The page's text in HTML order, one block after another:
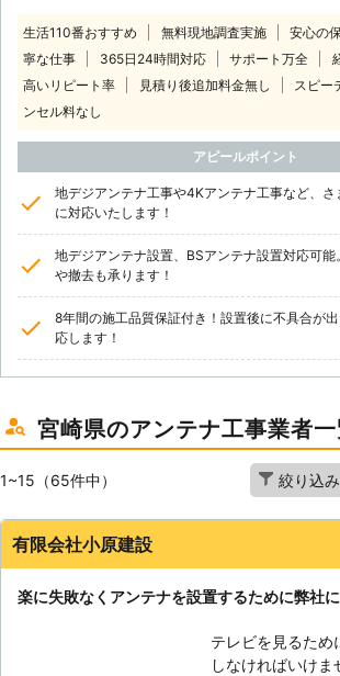
生活110番おすすめ 無料現地調査実施 安心の
寧な仕事
365日24時間対応 サポート万全
高いリピート率
見積り後追加料金無し スピー
ンセル料なし
アピールポイント
地デジアンテナ工事や4Kアンテナ工事など、
に対応いたします！
地デジアンテナ設置、BSアンテナ設置対応可
や撤去も承ります！
8年間の施工品質保証付き！設置後に不具合が
応します！
宮崎県のアンテナ工事業者
1~15（65件中） 絞り込み
有限会社小原建設
楽に失敗なくアンテナを設置するために弊社
テレビを見るため
しなければいけま